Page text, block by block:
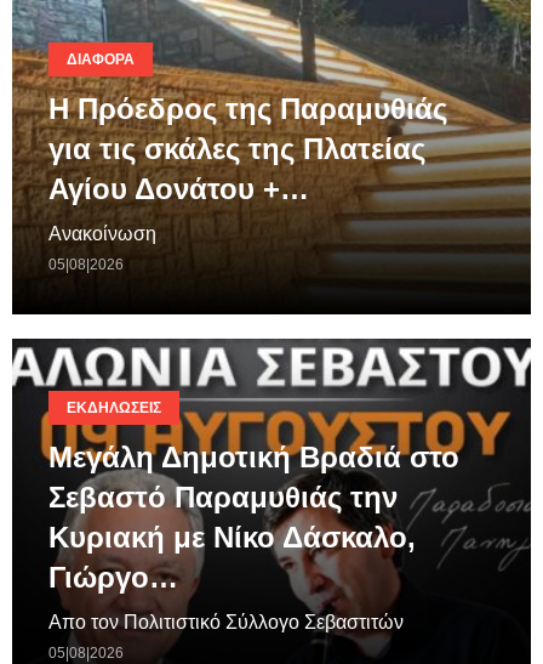
ΔΙΆΦΟΡΑ
Η Πρόεδρος της Παραμυθιάς
για τις σκάλες της Πλατείας
Αγίου Δονάτου +…
Ανακοίνωση
05|08|2026
ΕΚΔΗΛΏΣΕΙΣ
Μεγάλη Δημοτική Βραδιά στο
Σεβαστό Παραμυθιάς την
Κυριακή με Νίκο Δάσκαλο,
Γιώργο…
Απο τον Πολιτιστικό Σύλλογο Σεβαστιτών
05|08|2026